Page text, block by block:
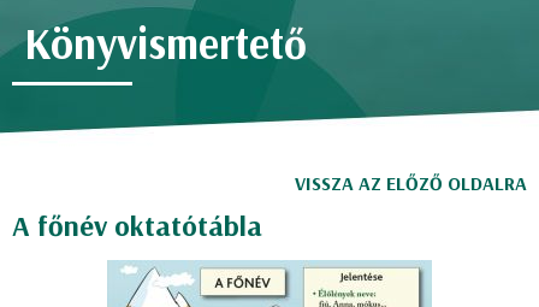
Könyvismertető
VISSZA AZ ELŐZŐ OLDALRA
A főnév oktatótábla